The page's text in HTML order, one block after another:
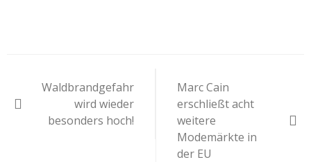
Waldbrandgefahr
wird wieder
besonders hoch!
Marc Cain
erschließt acht
weitere
Modemärkte in
der EU